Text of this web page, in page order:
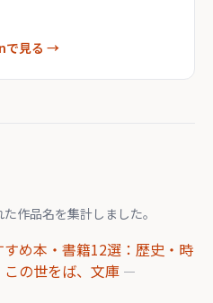
で見る →
作品名を集計しました。
すめ本・書籍12選：歴史・時
の世をば、文庫 —